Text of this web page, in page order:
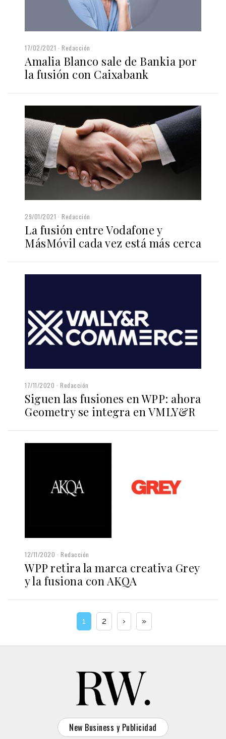
17/02/2021 Redacción
Amalia Blanco sale de Bankia por
la fusión con Caixabank
29/01/2021 Redacción
La fusión entre Vodafone y
MásMóvil cada vez está más cerca
17/11/2020 Redacción
Siguen las fusiones en WPP: ahora
Geometry se integra en VMLY&R
12/11/2020 Redacción
WPP retira la marca creativa Grey
y la fusiona con AKQA
1 2 › »
New Business y Publicidad